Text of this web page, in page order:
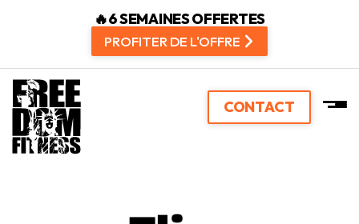
🔥6 SEMAINES OFFERTES
PROFITER DE L'OFFRE
CONTACT